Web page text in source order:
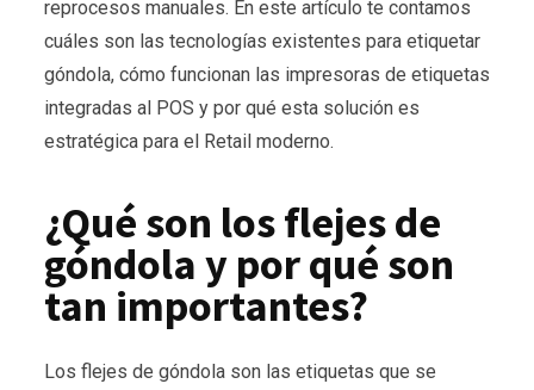
reprocesos manuales. En este artículo te contamos
cuáles son las tecnologías existentes para etiquetar
góndola, cómo funcionan las impresoras de etiquetas
integradas al POS y por qué esta solución es
estratégica para el Retail moderno.
¿Qué son los flejes de
góndola y por qué son
tan importantes?
Los flejes de góndola son las etiquetas que se